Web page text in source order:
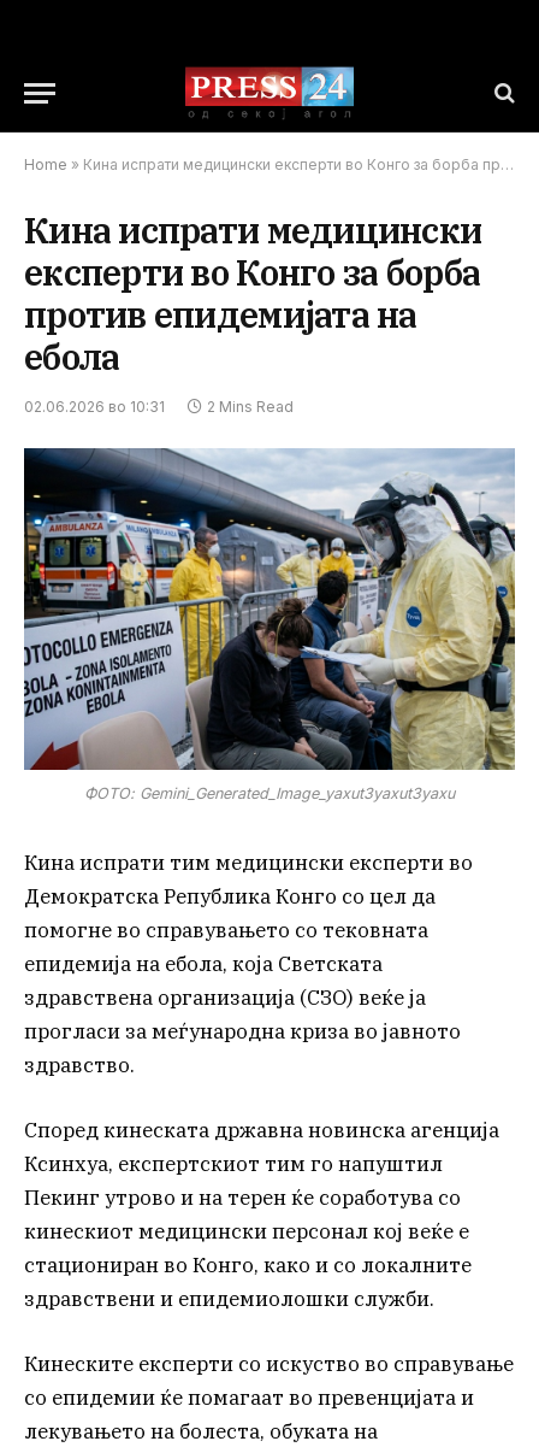
Home » Кина испрати медицински експерти во Конго за борба против епидемијата на ебола
Кина испрати медицински
експерти во Конго за борба
против епидемијата на
ебола
02.06.2026 во 10:31 2 Mins Read
ФОТО: Gemini_Generated_Image_yaxut3yaxut3yaxu
Кина испрати тим медицински експерти во
Демократска Република Конго со цел да
помогне во справувањето со тековната
епидемија на ебола, која Светската
здравствена организација (СЗО) веќе ја
прогласи за меѓународна криза во јавното
здравство.
Според кинеската државна новинска агенција
Ксинхуа, експертскиот тим го напуштил
Пекинг утрово и на терен ќе соработува со
кинескиот медицински персонал кој веќе е
стациониран во Конго, како и со локалните
здравствени и епидемиолошки служби.
Кинеските експерти со искуство во справување
со епидемии ќе помагаат во превенцијата и
лекувањето на болеста, обуката на